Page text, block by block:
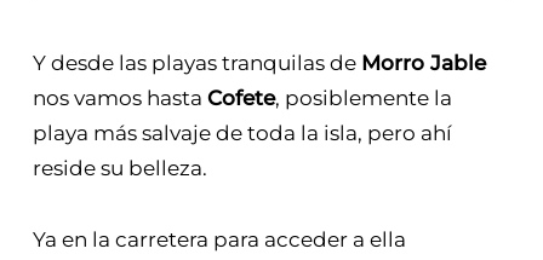
Y desde las playas tranquilas de Morro Jable
nos vamos hasta Cofete, posiblemente la
playa más salvaje de toda la isla, pero ahí
reside su belleza.
Ya en la carretera para acceder a ella